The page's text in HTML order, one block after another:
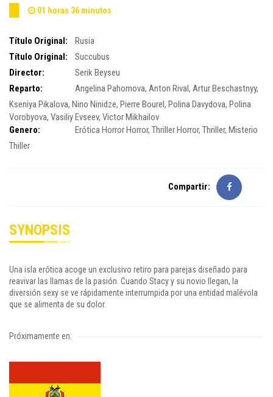
01 horas 36 minutos
Título Original:
Rusia
Título Original:
Succubus
Director:
Serik Beyseu
Reparto:
Angelina Pahomova, Anton Rival, Artur Beschastnyy,
Kseniya Pikalova, Nino Ninidze, Pierre Bourel , Polina Davydova, Polina
Vorobyova, Vasiliy Evseev, Victor Mikhailov
Genero:
Erótica Horror Horror, Thriller Horror, Thriller, Misterio
Thiller
Compartir:
SYNOPSIS
Una isla erótica acoge un exclusivo retiro para parejas diseñado para
reavivar las llamas de la pasión. Cuando Stacy y su novio llegan, la
diversión sexy se ve rápidamente interrumpida por una entidad malévola
que se alimenta de su dolor.
Próximamente en: